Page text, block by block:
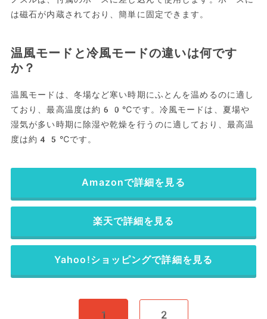
は磁石が内蔵されており、簡単に固定できます。
温風モードと冷風モードの違いは何です
か？
温風モードは、冬場など寒い時期にふとんを温めるのに適し
ており、最高温度は約60℃です。冷風モードは、夏場や
湿気が多い時期に除湿や乾燥を行うのに適しており、最高温
度は約45℃です。
Amazonで詳細を見る
楽天で詳細を見る
Yahoo!ショッピングで詳細を見る
1 2